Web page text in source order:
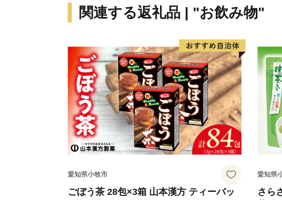
関連する返礼品 | "お飲み物"
愛知県小牧市
ごぼう茶 28包×3箱 山本漢方 ティーバッ
愛知県
さら